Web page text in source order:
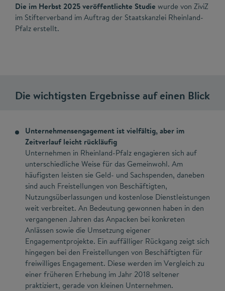
Die im Herbst 2025 veröffentlichte Studie wurde von ZiviZ
im Stifterverband im Auftrag der Staatskanzlei Rheinland-
Pfalz erstellt.
Die wichtigsten Ergebnisse auf einen Blick
Unternehmensengagement ist vielfältig, aber im
Zeitverlauf leicht rückläufig
Unternehmen in Rheinland-Pfalz engagieren sich auf
unterschiedliche Weise für das Gemeinwohl. Am
häufigsten leisten sie Geld- und Sachspenden, daneben
sind auch Freistellungen von Beschäftigten,
Nutzungsüberlassungen und kostenlose Dienstleistungen
weit verbreitet. An Bedeutung gewonnen haben in den
vergangenen Jahren das Anpacken bei konkreten
Anlässen sowie die Umsetzung eigener
Engagementprojekte. Ein auffälliger Rückgang zeigt sich
hingegen bei den Freistellungen von Beschäftigten für
freiwilliges Engagement. Diese werden im Vergleich zu
einer früheren Erhebung im Jahr 2018 seltener
praktiziert, gerade von kleinen Unternehmen.